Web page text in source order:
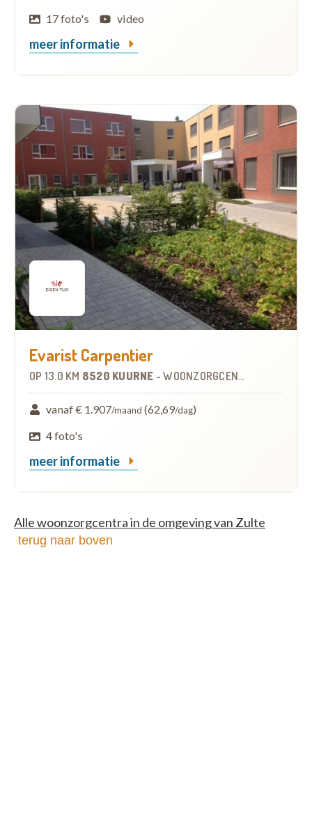
17 foto's
video
meer informatie
Evarist Carpentier
OP 13.0 KM 8520 KUURNE -WOONZORGCENTRUM (WZC)
vanaf € 1.907/maand (62,69/dag)
4 foto's
meer informatie
Alle woonzorgcentra in de omgeving van Zulte
terug naar boven